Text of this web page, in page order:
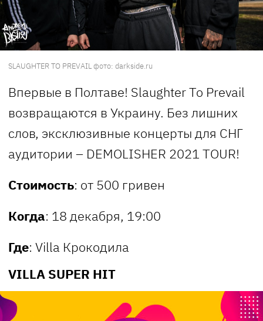
SLAUGHTER TO PREVAIL фото: darkside.ru
Впервые в Полтаве! Slaughter To Prevail
возвращаются в Украину. Без лишних
слов, эксклюзивные концерты для СНГ
аудитории – DEMOLISHER 2021 TOUR!
Стоимость: от 500 гривен
Когда: 18 декабря, 19:00
Где: Villa Крокодила
VILLA SUPER HIT